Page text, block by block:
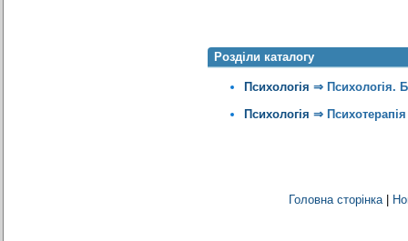
Розділи каталогу
Психологія ⇒ Психологія.
Психологія ⇒ Психотерапія
Головна сторінка|